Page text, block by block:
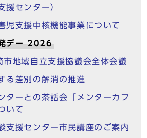
援センター）
児支援中核機能事業について
デー 2026
市地域自立支援協議会全体会議
る差別の解消の推進
ターとの茶話会「メンターカフ
いて
支援センター市民講座のご案内